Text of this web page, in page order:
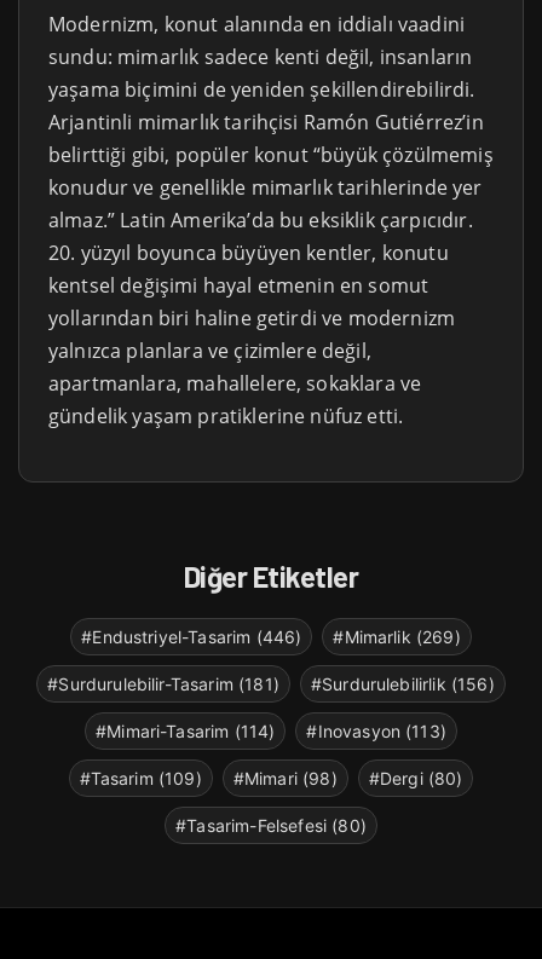
Modernizm, konut alanında en iddialı vaadini
sundu: mimarlık sadece kenti değil, insanların
yaşama biçimini de yeniden şekillendirebilirdi.
Arjantinli mimarlık tarihçisi Ramón Gutiérrez’in
belirttiği gibi, popüler konut “büyük çözülmemiş
konudur ve genellikle mimarlık tarihlerinde yer
almaz.” Latin Amerika’da bu eksiklik çarpıcıdır.
20. yüzyıl boyunca büyüyen kentler, konutu
kentsel değişimi hayal etmenin en somut
yollarından biri haline getirdi ve modernizm
yalnızca planlara ve çizimlere değil,
apartmanlara, mahallelere, sokaklara ve
gündelik yaşam pratiklerine nüfuz etti.
Diğer Etiketler
#Endustriyel-Tasarim (446) #Mimarlik (269)
#Surdurulebilir-Tasarim (181) #Surdurulebilirlik (156)
#Mimari-Tasarim (114) #Inovasyon (113)
#Tasarim (109) #Mimari (98) #Dergi (80)
#Tasarim-Felsefesi (80)